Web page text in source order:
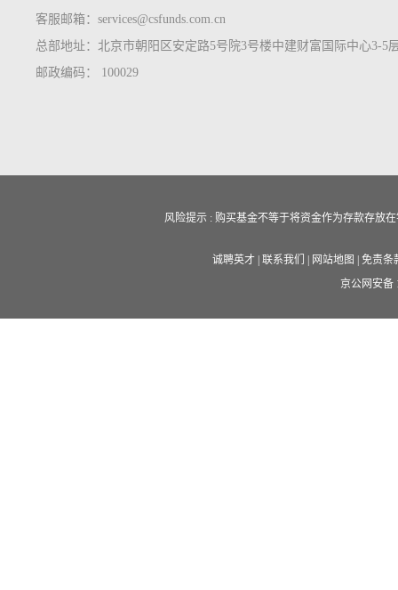
客服邮箱：services@csfunds.com.cn
总部地址：北京市朝阳区安定路5号院3号楼中建财富国际中心3-5
邮政编码： 100029
风险提示 : 购买基金不等于将资金作为存款存放
诚聘英才 联系我们 网站地图
免责条
京公网安备